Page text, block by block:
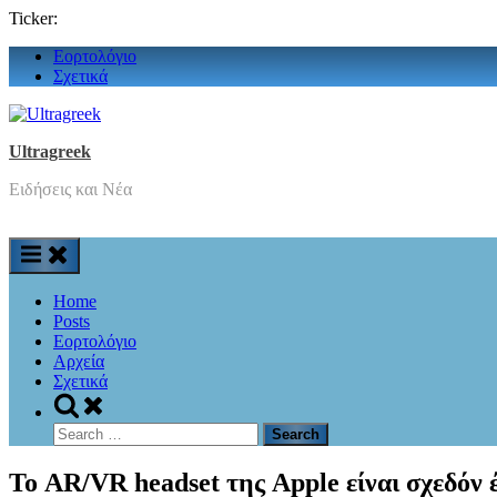
Ticker:
Skip
to
Εορτολόγιο
Σχετικά
Ultragreek
Ειδήσεις και Νέα
Home
Posts
Εορτολόγιο
Αρχεία
Σχετικά
Toggle
search
form
Search
for:
Το AR/VR headset της Apple είναι σχεδόν